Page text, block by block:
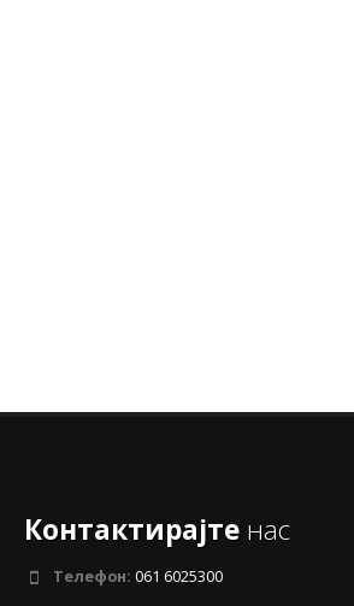
Контактирајте нас
Телефон: 061 6025300